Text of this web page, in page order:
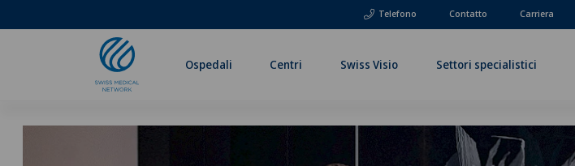
Telefono Contatto Carriera
Ospedali Centri Swiss Visio Settori specialistici